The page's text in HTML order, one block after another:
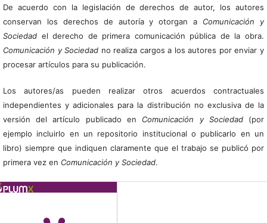
De acuerdo con la legislación de derechos de autor, los autores
conservan los derechos de autoría y otorgan a Comunicación y
Sociedadel derecho de primera comunicación pública de la obra.
Comunicación y Sociedad no realiza cargos a los autores por enviar y
procesar artículos para su publicación.
Los autores/as pueden realizar otros acuerdos contractuales
independientes y adicionales para la distribución no exclusiva de la
versión del artículo publicado en Comunicación y Sociedad(por
ejemplo incluirlo en un repositorio institucional o publicarlo en un
libro) siempre que indiquen claramente que el trabajo se publicó por
primera vez en Comunicación y Sociedad.